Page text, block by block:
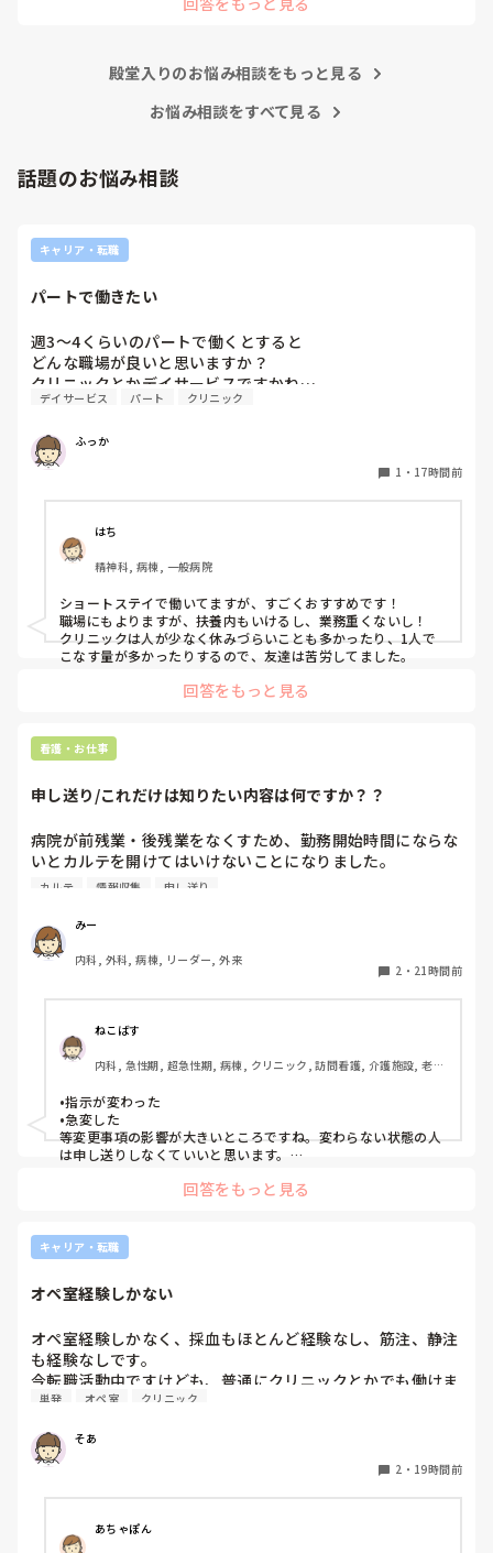
ることがどんどん増えていったと思っています。
朝の情報収集にも時間がかかり、結果、患者のことがわから
の意味があるのか疑問です。
やったことないの！？もう10ヶ月なんだから、未経験なこと
新人さんが可愛そう、と感じることもある反面、ペアの先輩
が何か処置をしているけど、ペアの新人はのんびり記録して
がいいんじゃないの？」と声をかけても、「記録終わってな
早く色々覚えたい！という、意欲があまり感じられず…これ
はPNS云々よりも、その新人の性格かな？とも思いました
が、ほとんどの新人に当てはまりました。。。時代柄でしょ
うか？？
でもPNSでやれというからには、もっと業務量に見合った、
新人を指導しながら業務ができるゆとりが欲しいです。
いと思いますか？
と意見交換を行うべきと思いますよ🎵それに人手が足りないの
の向き合い方になると思いますよ🎵僕は昔の人間なので、昔は
いと思います。昔は患者様、スタッフ全員に目を配れる人が沢
るなら実施してみてはどうでしょうか⁉️そういう事と思います
殿堂入りのお悩み相談をもっと見る
お悩み相談をすべて見る
話題のお悩み相談
キャリア・転職
パートで働きたい
週3〜4くらいのパートで働くとすると
どんな職場が良いと思いますか？
クリニックとかデイサービスですかね…
デイサービス パート クリニック
ふっか
1 ・ 17時間前
はち
精神科, 病棟, 一般病院
ショートステイで働いてますが、すごくおすすめです！
職場にもよりますが、扶養内もいけるし、業務重くないし！
クリニックは人が少なく休みづらいことも多かったり、1人で
こなす量が多かったりするので、友達は苦労してました。
回答をもっと見る
看護・お仕事
申し送り/これだけは知りたい内容は何ですか？？
病院が前残業・後残業をなくすため、勤務開始時間にならな
いとカルテを開けてはいけないことになりました。
りと記録に残していない場合はとても困ることが増えまし
た。申し送り自体は存在していますが、後残業もなくす風潮
で、5分以内で終わるように、と言われています。
人にもよるのですが、端的な申し送りのためにこれだけは知
っておきたい内容は何ですか？？
カルテ 情報収集 申し送り
みー
内科, 外科, 病棟, リーダー, 外来
2 ・ 21時間前
ねこばす
内科, 急性期, 超急性期, 病棟, クリニック, 訪問看護, 介護施設, 老健
末期, 透析, 保育園・学校, SCU, 派遣, 小規模多機能, 看護多機能
•指示が変わった
•急変した
等変更事項の影響が大きいところですね。変わらない状態の人
は申し送りしなくていいと思います。
Wordで文章を作って渡してました。
回答をもっと見る
キャリア・転職
オペ室経験しかない
オペ室経験しかなく、採血もほとんど経験なし、筋注、静注
も経験なしです。
今転職活動中ですけども、普通にクリニックとかでも働けま
すかね(考えてるところは、眼科や皮膚科あたりです)
もう一つ、単発のバイトもしたいのですがオペ室経験しかな
い人でも働けるようなところはありますかね。
病棟経験も一度もないので色々と不安でいっぱいです。
単発 オペ室 クリニック
そあ
2 ・ 19時間前
あちゃぽん